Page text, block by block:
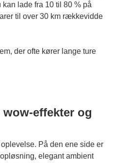
kan lade fra 10 til 80 % på
til over 30 km rækkevidde
der ofte kører lange ture
effekter og
På den ene side er
elegant ambient